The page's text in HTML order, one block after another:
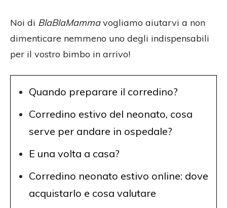
Noi di BlaBlaMammavogliamo aiutarvi a non
dimenticare nemmeno uno degli indispensabili
per il vostro bimbo in arrivo!
Quando preparare il corredino?
Corredino estivo del neonato, cosa
serve per andare in ospedale?
E una volta a casa?
Corredino neonato estivo online: dove
acquistarlo e cosa valutare